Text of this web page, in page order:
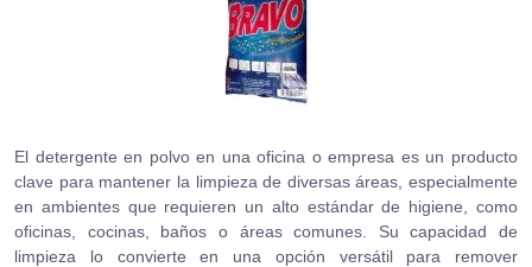
El detergente en polvo en una oficina o empresa es un producto
clave para mantener la limpieza de diversas áreas, especialmente
en ambientes que requieren un alto estándar de higiene, como
oficinas, cocinas, baños o áreas comunes. Su capacidad de
limpieza lo convierte en una opción versátil para remover